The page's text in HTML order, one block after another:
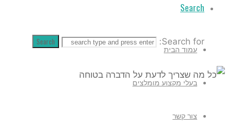
Search
Search for:
Search
עמוד הבית
בעלי מקצוע מומלצים
צור קשר